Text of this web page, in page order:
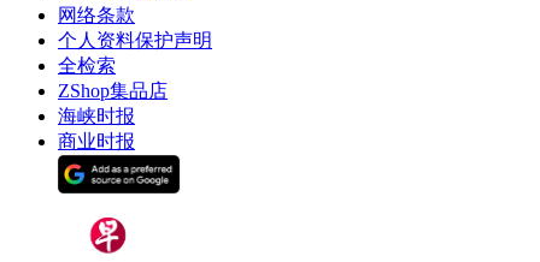
网络条款
个人资料保护声明
全检索
ZShop集品店
海峡时报
商业时报